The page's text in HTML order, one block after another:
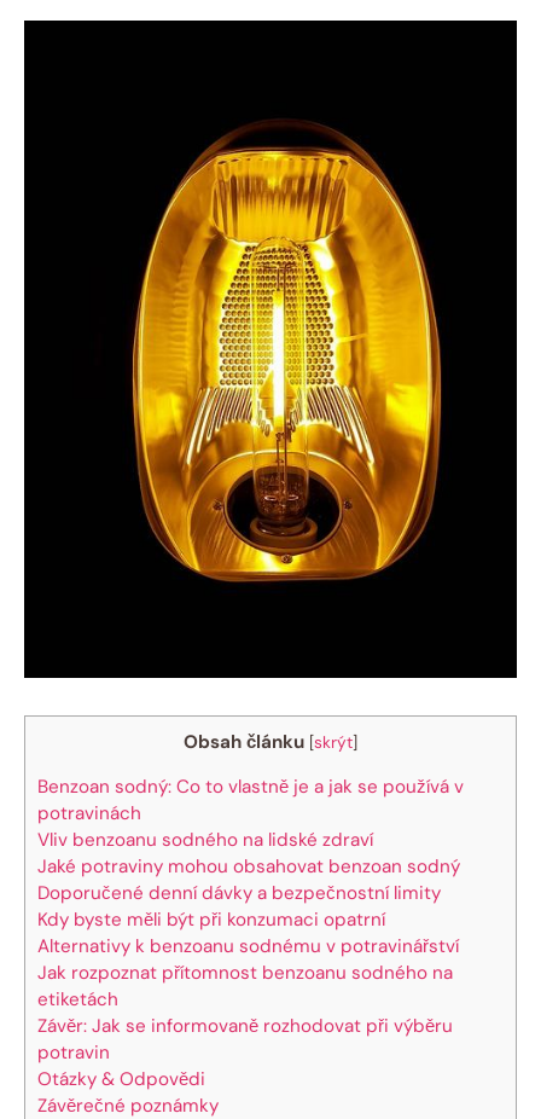
Obsah článku [skrýt]
Benzoan sodný: Co to vlastně je a jak se používá v
potravinách
Vliv benzoanu sodného na lidské zdraví
Jaké potraviny mohou obsahovat benzoan sodný
Doporučené denní dávky a bezpečnostní limity
Kdy byste měli být při konzumaci opatrní
Alternativy k benzoanu sodnému v potravinářství
Jak rozpoznat přítomnost benzoanu sodného na
etiketách
Závěr: Jak se informovaně rozhodovat při výběru
potravin
Otázky & Odpovědi
Závěrečné poznámky